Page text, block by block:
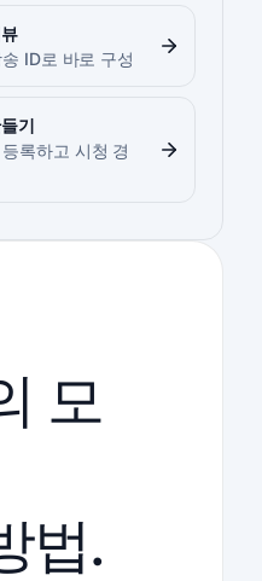
ID로 바로 구성
기
록하고 시청 경
모
법.